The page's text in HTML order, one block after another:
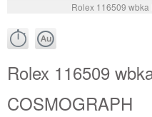
Rolex 116509 wbka
Rolex 116509
COSMOGRAPH